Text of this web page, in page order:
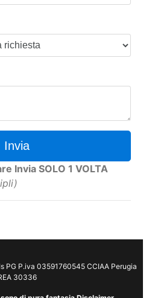
Invia SOLO 1 VOLTA
valide solo dopo la riconferma diretta
Struttura,